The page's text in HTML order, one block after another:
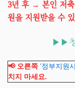
3년 후 → 본인 저축
원을 지원받을 수
▶▶청
📢 오른쪽 '정부지원
치지 마세요.